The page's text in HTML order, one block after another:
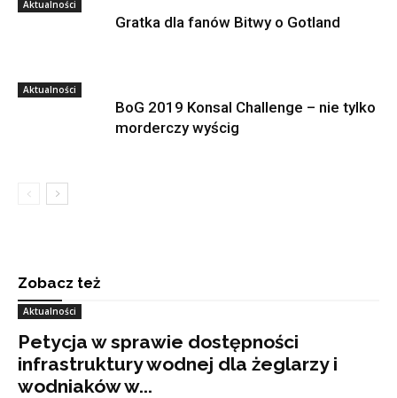
Aktualności
Gratka dla fanów Bitwy o Gotland
Aktualności
BoG 2019 Konsal Challenge – nie tylko
morderczy wyścig
Zobacz też
Aktualności
Petycja w sprawie dostępności
infrastruktury wodnej dla żeglarzy i
wodniaków w...